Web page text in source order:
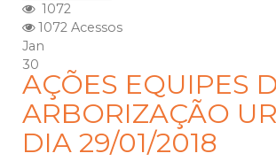
1072
1072 Acessos
Jan
30
AÇÕES EQUIPES
ARBORIZAÇÃO
DIA 29/01/2018